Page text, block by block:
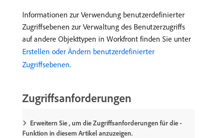
Informationen zur Verwendung benutzerdefinierter
Zugriffsebenen zur Verwaltung des Benutzerzugriffs
auf andere Objekttypen in Workfront finden Sie unter
Erstellen oder Ändern benutzerdefinierter
Zugriffsebenen.
Zugriffsanforderungen
Erweitern Sie , um die Zugriffsanforderungen für die -
Funktion in diesem Artikel anzuzeigen.